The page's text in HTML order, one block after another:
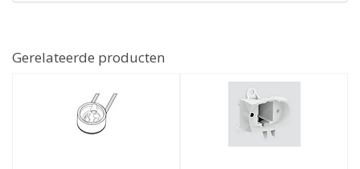
Gerelateerde producten